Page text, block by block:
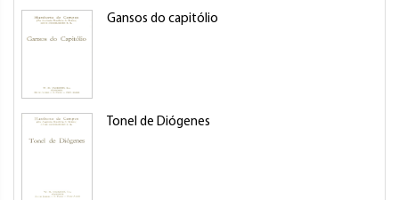
Gansos do capitólio
Tonel de Diógenes